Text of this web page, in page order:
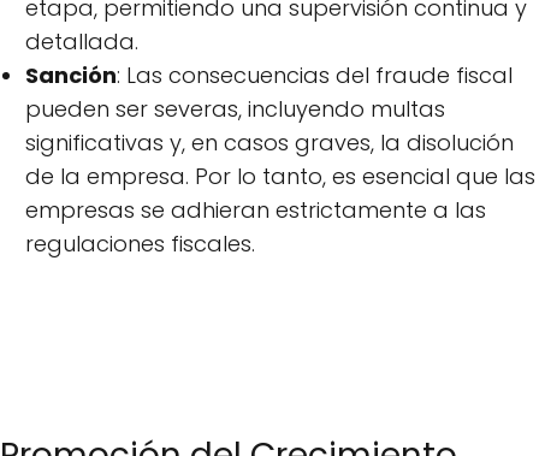
etapa, permitiendo una supervisión continua y
detallada.
Sanción: Las consecuencias del fraude fiscal
pueden ser severas, incluyendo multas
significativas y, en casos graves, la disolución
de la empresa. Por lo tanto, es esencial que las
empresas se adhieran estrictamente a las
regulaciones fiscales.